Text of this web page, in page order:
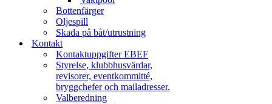
Bottenfärger
Oljespill
Skada på båt/utrustning
Kontakt
Kontaktuppgifter EBEF
Styrelse, klubbhusvärdar,
revisorer, eventkommitté,
bryggchefer och mailadresser.
Valberedning